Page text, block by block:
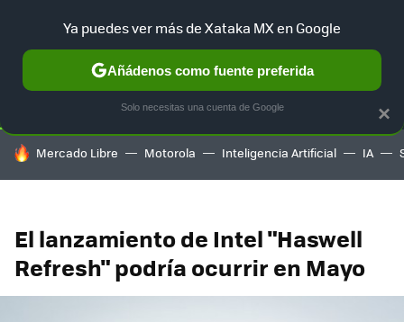
SELECCIÓN GAMING HOME AUTO TERRITORIO
HOY SE HABLA DE
Mercado Libre Motorola Inteligencia Artificial IA
El lanzamiento de Intel "Haswell
Refresh" podría ocurrir en Mayo
×
Ya puedes ver más de Xataka MX en Google
Añádenos como fuente preferida
Solo necesitas una cuenta de Google